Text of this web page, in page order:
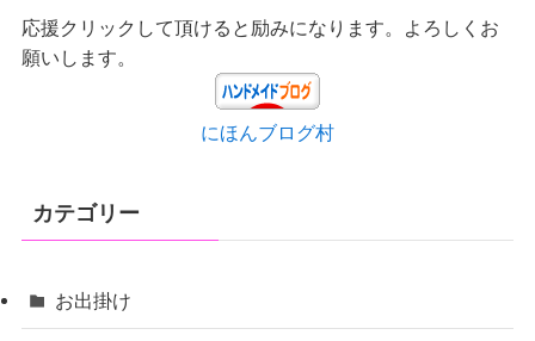
応援クリックして頂けると励みになります。よろしくお
願いします。
にほんブログ村
カテゴリー
お出掛け